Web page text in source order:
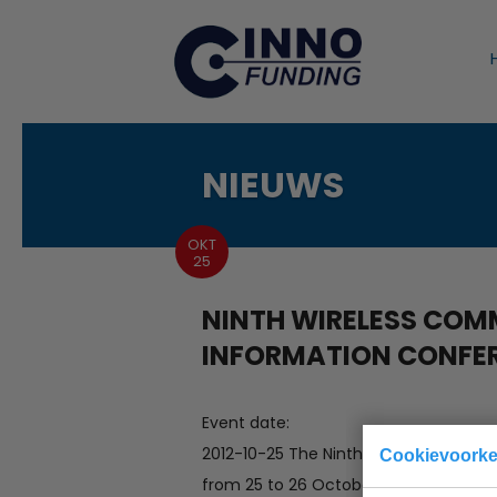
NIEUWS
OKT
25
NINTH WIRELESS
INFORMATION
Event date:
2012-10-25 The Ninth Wireless
from 25 to 26 October 2012 in Berlin,